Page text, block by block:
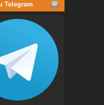
Telegram